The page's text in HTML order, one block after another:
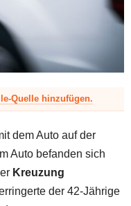
Quelle hinzufügen.
dem Auto auf der
Auto befanden sich
Kreuzung
der 42-Jährige